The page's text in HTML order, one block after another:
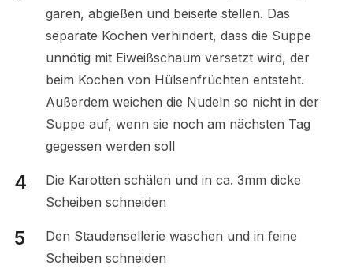
garen, abgießen und beiseite stellen. Das
separate Kochen verhindert, dass die Suppe
unnötig mit Eiweißschaum versetzt wird, der
beim Kochen von Hülsenfrüchten entsteht.
Außerdem weichen die Nudeln so nicht in der
Suppe auf, wenn sie noch am nächsten Tag
gegessen werden soll
Die Karotten schälen und in ca. 3mm dicke
Scheiben schneiden
Den Staudensellerie waschen und in feine
Scheiben schneiden